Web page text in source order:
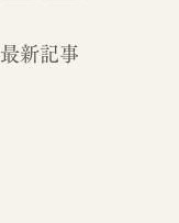
最新記事